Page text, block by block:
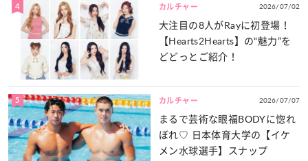
4 カルチャー 2026/07/02
大注目の8人がRayに初登場！
【Hearts2Hearts】の“魅力”を
どどっとご紹介！
5 カルチャー 2026/07/07
まるで芸術な眼福BODYに惚れ
ぼれ♡ 日本体育大学の【イケ
メン水球選手】スナップ